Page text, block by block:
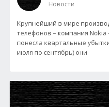
Новости
Крупнейший в мире
телефонов – компания Nokia
понесла квартальные
июля по сентябрь) они